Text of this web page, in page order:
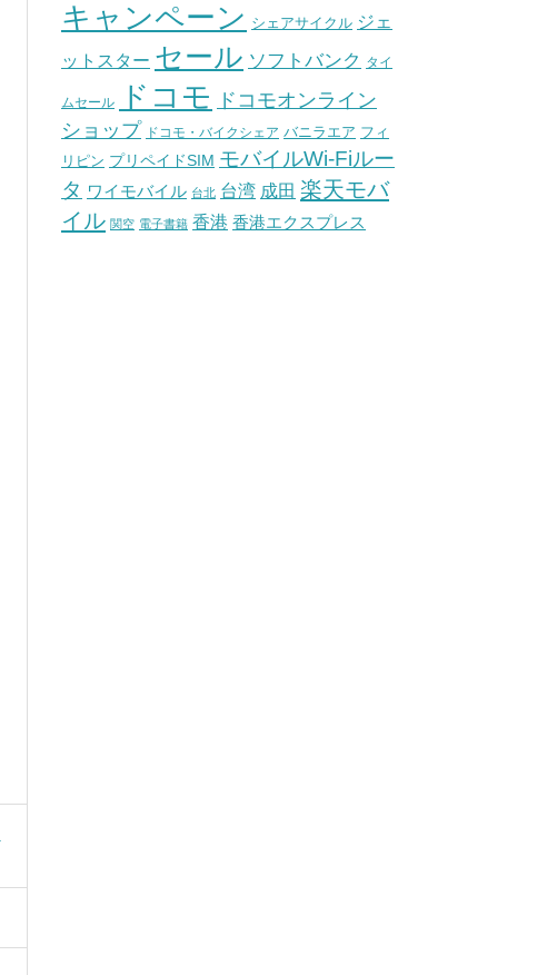
キャンペーン シェアサイクル ジェ
ットスター セール ソフトバンク タイ
ムセール ドコモ
ドコモオンライン
ショップ ドコモ・バイクシェア バニラエア フィ
リピン プリペイドSIM モバイルWi-Fiルー
タ ワイモバイル 台北 台湾 成田 楽天モバ
イル 関空 電子書籍 香港 香港エクスプレス